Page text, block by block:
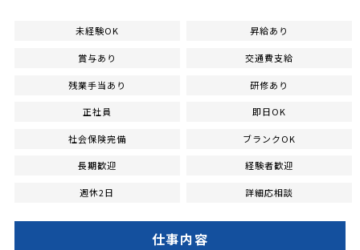
未経験OK 昇給あり
賞与あり 交通費支給
残業手当あり 研修あり
正社員 即日OK
社会保険完備 ブランクOK
長期歓迎 経験者歓迎
週休2日 詳細応相談
仕事内容